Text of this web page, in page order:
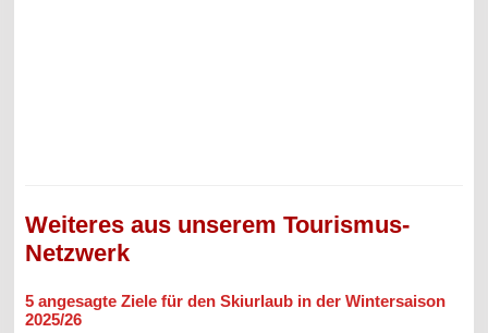
Weiteres aus unserem Tourismus-
Netzwerk
5 angesagte Ziele für den Skiurlaub in der Wintersaison
2025/26